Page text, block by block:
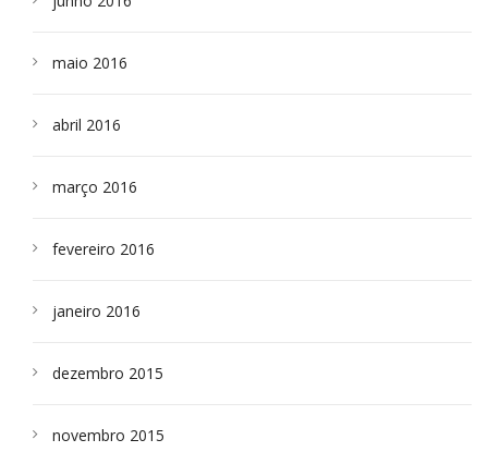
maio 2016
abril 2016
março 2016
fevereiro 2016
janeiro 2016
dezembro 2015
novembro 2015